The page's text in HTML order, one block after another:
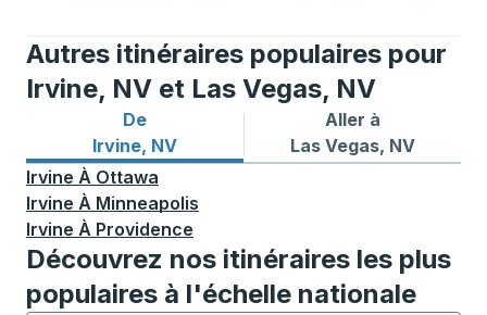
Autres itinéraires populaires pour
Irvine, NV et Las Vegas, NV
De
Irvine, NV
Itinéraires de bus depuis Irvine, NV
Aller à
Las Vegas, NV
Itinéraires de bus vers Las
Irvine À Ottawa
Irvine À Minneapolis
Irvine À Providence
Découvrez nos itinéraires les plus
populaires à l'échelle nationale